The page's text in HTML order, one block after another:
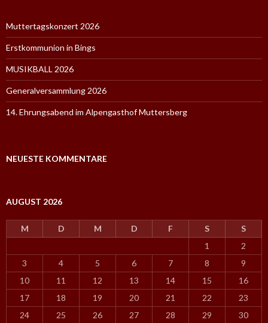
Muttertagskonzert 2026
Erstkommunion in Bings
MUSIKBALL 2026
Generalversammlung 2026
14. Ehrungsabend im Alpengasthof Muttersberg
NEUESTE KOMMENTARE
AUGUST 2026
M D M D F S
S
1
2
3
4 5 6 7 8
9
10
11 12 13 14 15
16
17
18 19 20 21 22
23
24
25 26 27 28 29 30